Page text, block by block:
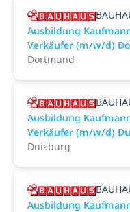
Ausbildung
Verkäufer (m/w/d)
Dortmund
Ausbildung
Verkäufer (m/w/d)
Duisburg
Ausbildung